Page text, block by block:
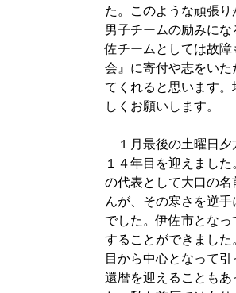
た。このような頑張
男子チームの励みに
佐チームとしては故
会』に寄付や志をい
てくれると思います
しくお願いします。
１月最後の土曜日夕
１４年目を迎えまし
の代表として大口の
んが、その寒さを逆
でした。伊佐市とな
することができまし
目から中心となって
還暦を迎えることも